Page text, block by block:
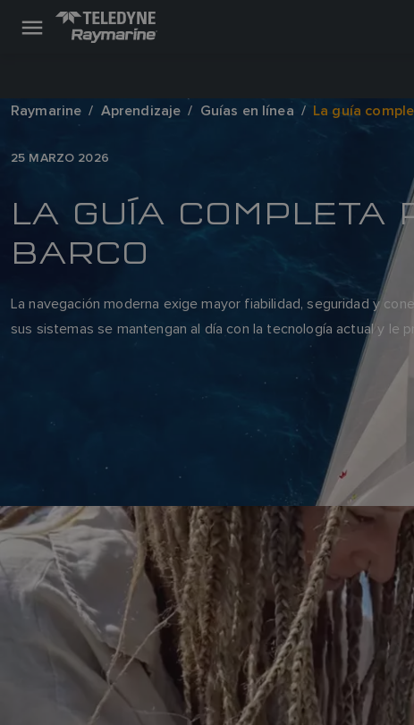
Raymarine Aprendizaje Guías en línea La guía
25 MARZO 2026
LA GUÍA
BARCO
La navegación moderna exige mayor fiabilidad, seguridad y
sus sistemas se mantengan al día con la tecnología actual y le